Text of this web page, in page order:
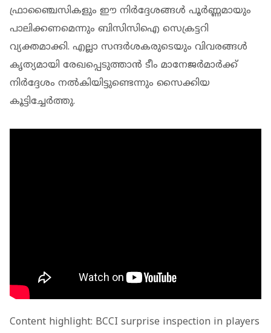
ഫ്രാഞ്ചൈസികളും ഈ നിർദ്ദേശങ്ങൾ പൂർണ്ണമായും
പാലിക്കണമെന്നും ബിസിസിഐ സെക്രട്ടറി
വ്യക്തമാക്കി. എല്ലാ സന്ദർശകരുടെയും വിവരങ്ങൾ
കൃത്യമായി രേഖപ്പെടുത്താൻ ടീം മാനേജർമാർക്ക്
നിർദ്ദേശം നൽകിയിട്ടുണ്ടെന്നും സൈക്കിയ
കൂട്ടിച്ചേർത്തു.
Content highlight: BCCI surprise inspection in players